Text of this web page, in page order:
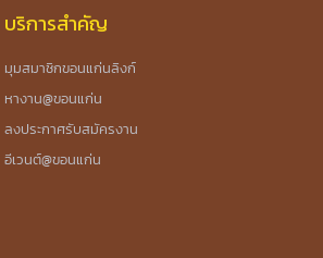
บริการสำคัญ
มุมสมาชิกขอนแก่นลิงก์
หางาน@ขอนแก่น
ลงประกาศรับสมัครงาน
อีเวนต์@ขอนแก่น